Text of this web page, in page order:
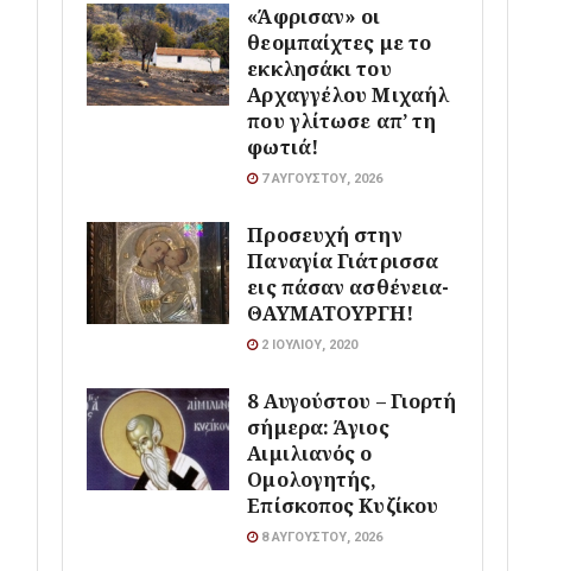
«Άφρισαν» οι
θεομπαίχτες με το
εκκλησάκι του
Αρχαγγέλου Μιχαήλ
που γλίτωσε απ’ τη
φωτιά!
7 ΑΥΓΟΎΣΤΟΥ, 2026
Προσευχή στην
Παναγία Γιάτρισσα
εις πάσαν ασθένεια-
ΘΑΥΜΑΤΟΥΡΓΗ!
2 ΙΟΥΛΊΟΥ, 2020
8 Αυγούστου – Γιορτή
σήμερα: Άγιος
Αιμιλιανός ο
Ομολογητής,
Επίσκοπος Κυζίκου
8 ΑΥΓΟΎΣΤΟΥ, 2026